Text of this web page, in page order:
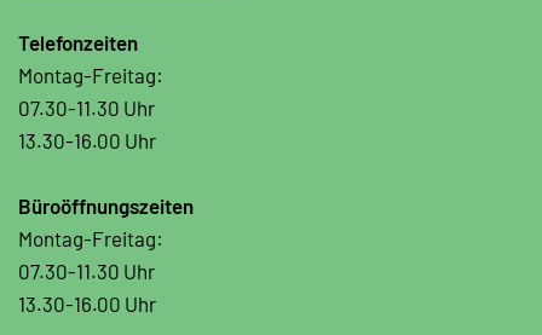
Telefonzeiten
Montag-Freitag:
07.30-11.30 Uhr
13.30-16.00 Uhr
Büroöffnungszeiten
Montag-Freitag:
07.30-11.30 Uhr
13.30-16.00 Uhr